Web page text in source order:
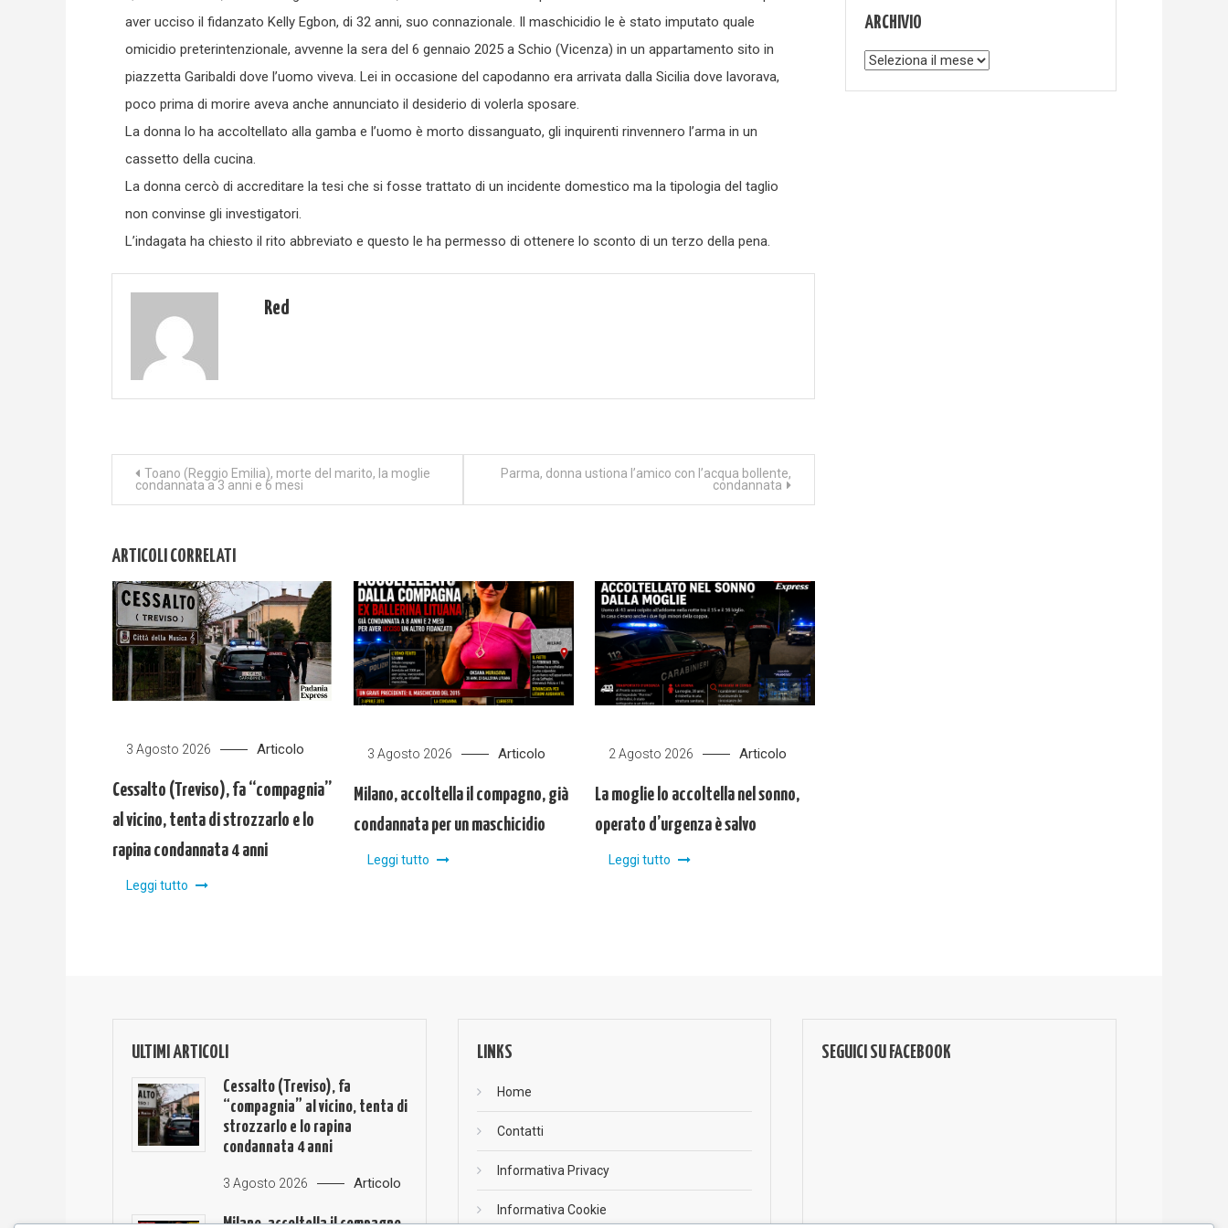
aver ucciso il fidanzato Kelly Egbon, di 32 anni, suo connazionale. Il maschicidio le è stato imputato quale
omicidio preterintenzionale, avvenne la sera del 6 gennaio 2025 a Schio (Vicenza) in un appartamento sito in
piazzetta Garibaldi dove l’uomo viveva. Lei in occasione del capodanno era arrivata dalla Sicilia dove lavorava,
poco prima di morire aveva anche annunciato il desiderio di volerla sposare.
La donna lo ha accoltellato alla gamba e l’uomo è morto dissanguato, gli inquirenti rinvennero l’arma in un
cassetto della cucina.
La donna cercò di accreditare la tesi che si fosse trattato di un incidente domestico ma la tipologia del taglio
non convinse gli investigatori.
L’indagata ha chiesto il rito abbreviato e questo le ha permesso di ottenere lo sconto di un terzo della pena.
Red
Navigazione
Toano (Reggio Emilia), morte del marito, la moglie
condannata a 3 anni e 6 mesi
Parma, donna ustiona l’amico con l’acqua bollente,
condannata
ARTICOLI CORRELATI
3 Agosto 2026 Articolo
Cessalto (Treviso), fa “compagnia”
al vicino, tenta di strozzarlo e lo
rapina condannata 4 anni
Leggi tutto
3 Agosto 2026 Articolo
Milano, accoltella il compagno, già
condannata per un maschicidio
Leggi tutto
2 Agosto 2026 Articolo
La moglie lo accoltella nel sonno,
operato d’urgenza è salvo
Leggi tutto
ARCHIVIO
Archivio
ULTIMI ARTICOLI
Cessalto (Treviso), fa
“compagnia” al vicino, tenta di
strozzarlo e lo rapina
condannata 4 anni
3 Agosto 2026 Articolo
Milano, accoltella il compagno,
LINKS
Home
Contatti
Informativa Privacy
Informativa Cookie
SEGUICI SU FACEBOOK